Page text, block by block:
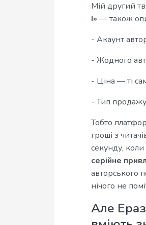
Мій другий
І» — також
- Акаунт
- Жодного
- Ціна — ті
- Тип
Тобто
гроші з
секунду,
серійне
авторського
нічого не
Але